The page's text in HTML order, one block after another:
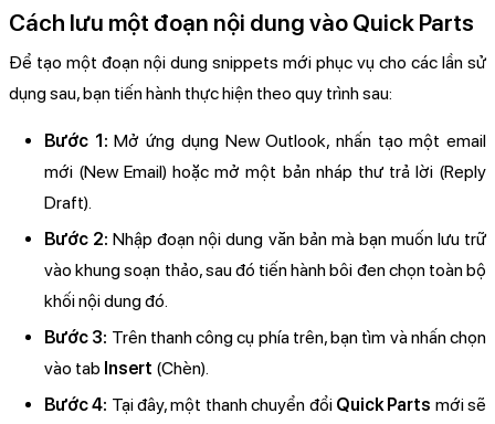
Cách lưu một đoạn nội dung vào Quick Parts
Để tạo một đoạn nội dung snippets mới phục vụ cho các lần sử
dụng sau, bạn tiến hành thực hiện theo quy trình sau:
Bước 1:Mở ứng dụng New Outlook, nhấn tạo một email
mới (New Email) hoặc mở một bản nháp thư trả lời (Reply
Draft).
Bước 2:Nhập đoạn nội dung văn bản mà bạn muốn lưu trữ
vào khung soạn thảo, sau đó tiến hành bôi đen chọn toàn bộ
khối nội dung đó.
Bước 3: Trên thanh công cụ phía trên, bạn tìm và nhấn chọn
vào tab Insert (Chèn).
Bước 4: Tại đây, một thanh chuyển đổi Quick Parts mới sẽ